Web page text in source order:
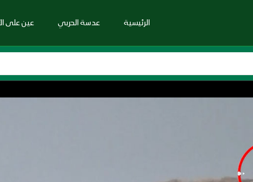
الرئيسية عدسة الحربي عين على